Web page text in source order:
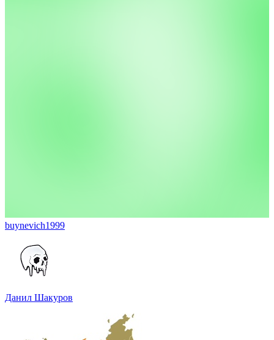
buynevich1999
Данил Шакуров